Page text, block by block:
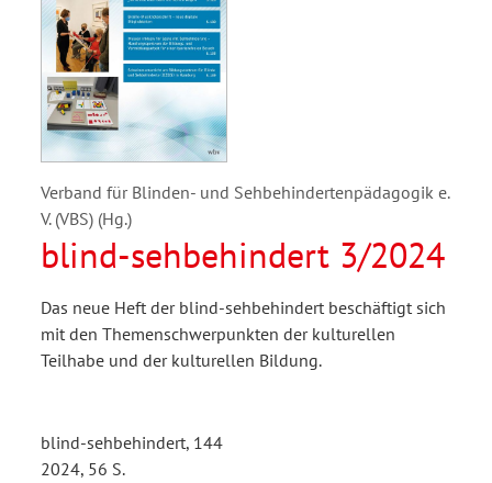
Verband für Blinden- und Sehbehindertenpädagogik e.
V. (VBS) (Hg.)
blind-sehbehindert 3/2024
Das neue Heft der blind-sehbehindert beschäftigt sich
mit den Themenschwerpunkten der kulturellen
Teilhabe und der kulturellen Bildung.
blind-sehbehindert, 144
2024, 56 S.